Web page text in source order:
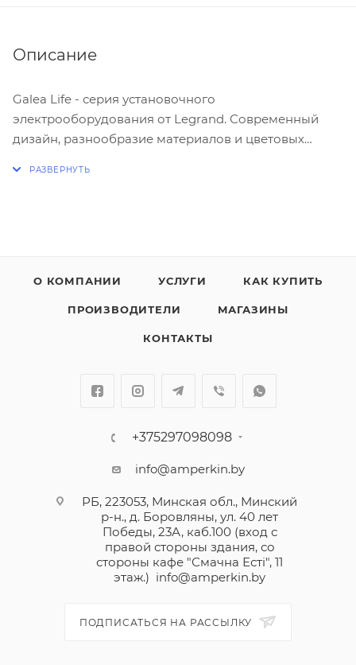
Описание
Galea Life - серия установочного
электрооборудования от Legrand. Современный
дизайн, разнообразие материалов и цветовых
Многие дизайнеры отмечают, что
хорошо вписываются как в классический интерьер,
так и в современный, оформленный в стиле
выпускаются в 5 цветах, а цветовых вариантов
В изготовлении выключателей и рамок
привычные всем, но и дерево, искусственный
камень и даже кожа.
О КОМПАНИИ УСЛУГИ КАК КУПИТЬ
ПРОИЗВОДИТЕЛИ МАГАЗИНЫ
КОНТАКТЫ
+375297098098
info@amperkin.by
РБ, 223053, Минская обл., Минский
р-н., д. Боровляны, ул. 40 лет
Победы, 23А, каб.100 (вход с
правой стороны здания, со
стороны кафе "Смачна Естi", 11
этаж.) info@amperkin.by
ПОДПИСАТЬСЯ НА РАССЫЛКУ